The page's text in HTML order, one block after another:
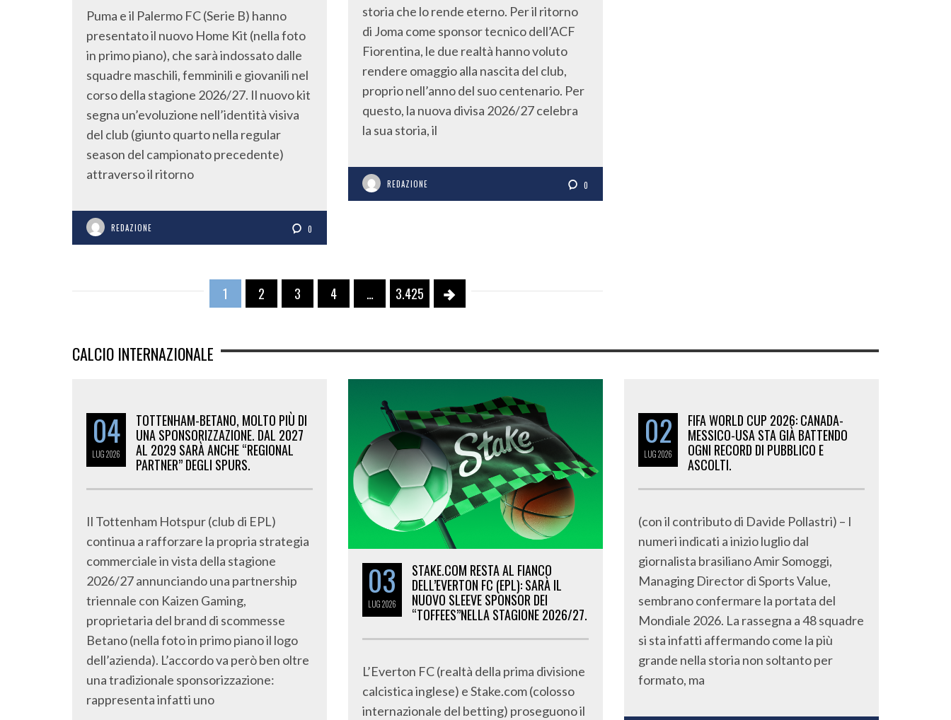
storia che lo rende eterno. Per il ritorno
di Joma come sponsor tecnico dell’ACF
Fiorentina, le due realtà hanno voluto
rendere omaggio alla nascita del club,
proprio nell’anno del suo centenario. Per
questo, la nuova divisa 2026/27 celebra
la sua storia, il
REDAZIONE 0
Puma e il Palermo FC (Serie B) hanno
presentato il nuovo Home Kit (nella foto
in primo piano), che sarà indossato dalle
squadre maschili, femminili e giovanili nel
corso della stagione 2026/27. Il nuovo kit
segna un’evoluzione nell’identità visiva
del club (giunto quarto nella regular
season del campionato precedente)
attraverso il ritorno
REDAZIONE 0
1 2 3 4 … 3.425
CALCIO INTERNAZIONALE
04
LUG2026
TOTTENHAM-BETANO, MOLTO PIÙ DI
UNA SPONSORIZZAZIONE. DAL 2027
AL 2029 SARÀ ANCHE “REGIONAL
PARTNER” DEGLI SPURS.
Il Tottenham Hotspur (club di EPL)
continua a rafforzare la propria strategia
commerciale in vista della stagione
2026/27 annunciando una partnership
triennale con Kaizen Gaming,
proprietaria del brand di scommesse
Betano (nella foto in primo piano il logo
dell’azienda). L’accordo va però ben oltre
una tradizionale sponsorizzazione:
rappresenta infatti uno
03
LUG2026
STAKE.COM RESTA AL FIANCO
DELL’EVERTON FC (EPL): SARÀ IL
NUOVO SLEEVE SPONSOR DEI
“TOFFEES”NELLA STAGIONE 2026/27.
L’Everton FC (realtà della prima divisione
calcistica inglese) e Stake.com (colosso
internazionale del betting) proseguono il
02
LUG2026
FIFA WORLD CUP 2026: CANADA-
MESSICO-USA STA GIÀ BATTENDO
OGNI RECORD DI PUBBLICO E
ASCOLTI.
(con il contributo di Davide Pollastri) – I
numeri indicati a inizio luglio dal
giornalista brasiliano Amir Somoggi,
Managing Director di Sports Value,
sembrano confermare la portata del
Mondiale 2026. La rassegna a 48 squadre
si sta infatti affermando come la più
grande nella storia non soltanto per
formato, ma